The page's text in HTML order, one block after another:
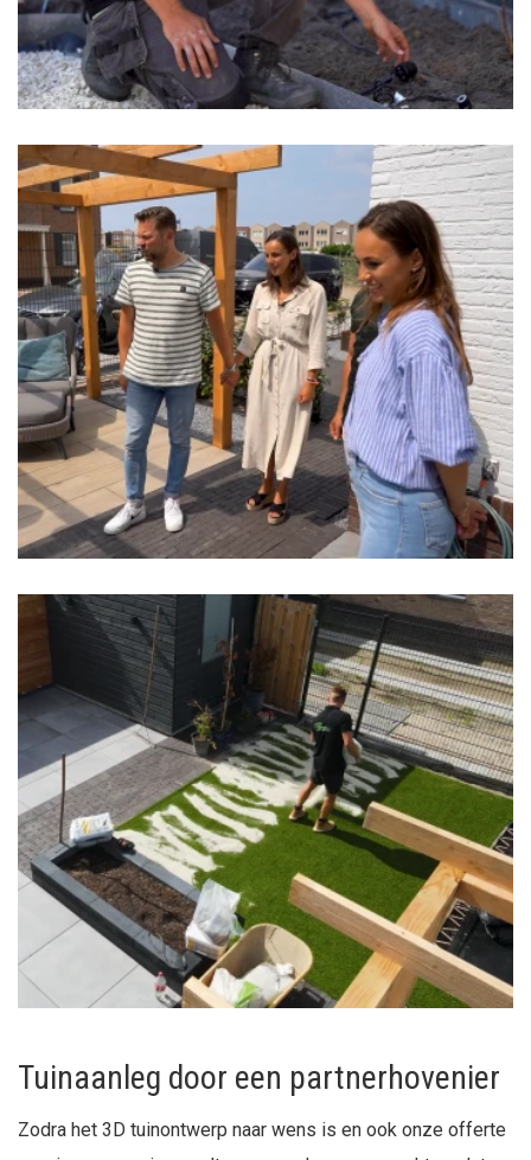
Tuinaanleg door een partnerhovenier
Zodra het 3D tuinontwerp naar wens is en ook onze offerte